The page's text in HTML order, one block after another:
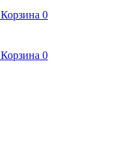
Корзина 0
Корзина 0